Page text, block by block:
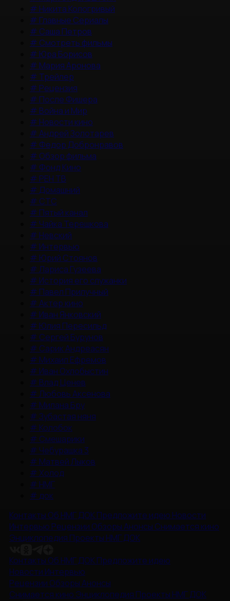
# Никита Кологривый
# Главные Сериалы
# Саша Петров
# Смотреть фильмы
# Юра Борисов
# Мария Аронова
# Трейлер
# Рецензия
# После Фишера
# Война и Мир
# Новости кино
#Андрей Золотарев
# Федор Добронравов
# Обзор фильма
# Фонд Кино
# РЕН ТВ
# Домашний
# СТС
# Пятый канал
# Чайка Терешкова
# Невский
# Интервью
# Юрий Стоянов
#Лариса Гузеева
# История его служанки
# Павел Прилучный
#Актер кино
# Иван Янковский
# Юлия Пересильд
# Сергей Бурунов
# Сарик Андреасян
# Михаил Ефремов
# Иван Охлобыстин
# Влад Ценев
#Любовь Аксенова
# Милана Бру
#Зубастая няня
# Колобок
# Смешарики
# Чебурашка 3
# Матвей Лыков
#Холод
# НМГ
# док
Контакты Об НМГ ДОКПредложите идею Новости
Интервью Рецензии ОбзорыАнонсы Снимается кино
Энциклопедия Проекты НМГ ДОК
Контакты Об НМГ ДОКПредложите идею
Новости Интервью
Рецензии ОбзорыАнонсы
Снимается кино Энциклопедия Проекты НМГ ДОК